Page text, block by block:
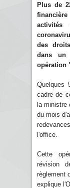
Plus de
des
dans un
opération
Quelques
cadre de
la ministre
du mois
l'office.
Cette
révision
règlement
explique